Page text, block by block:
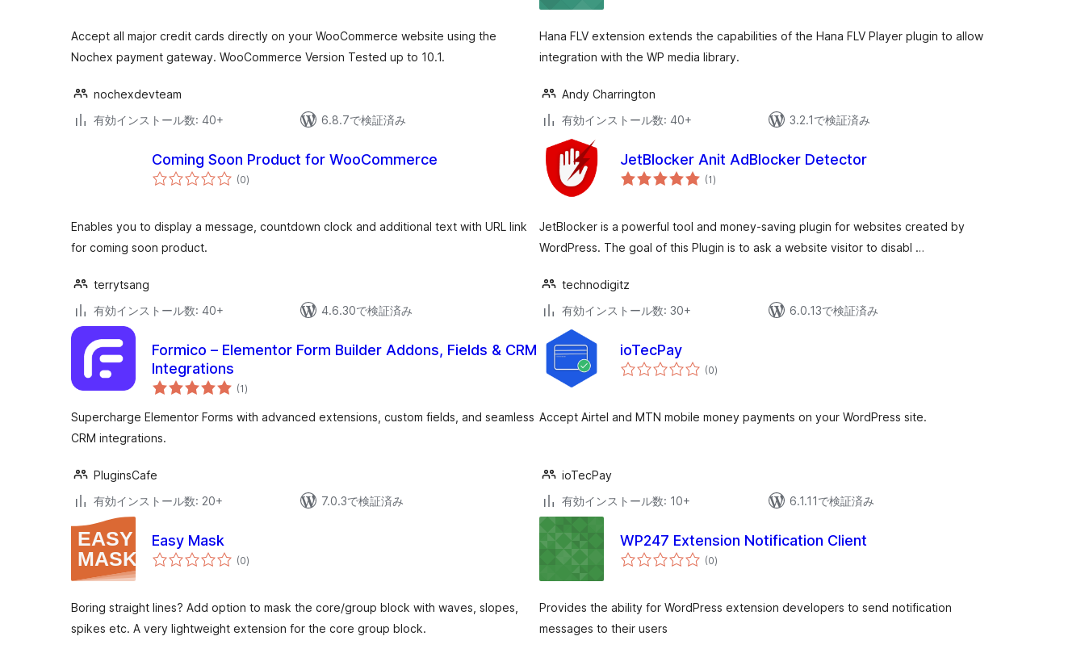
Accept all major credit cards directly on your WooCommerce website using the
Nochex payment gateway. WooCommerce Version Tested up to 10.1.
nochexdevteam
有効インストール数: 40+
6.8.7で検証済み
Hana FLV extension extends the capabilities of the Hana FLV Player plugin to allow
integration with the WP media library.
Andy Charrington
有効インストール数: 40+
3.2.1で検証済み
Coming Soon Product for WooCommerce
(0個
の)
Enables you to display a message, countdown clock and additional text with URL link
for coming soon product.
terrytsang
有効インストール数: 40+
4.6.30で検証済み
JetBlocker Anit AdBlocker Detector
(1個
の)
JetBlocker is a powerful tool and money-saving plugin for websites created by
WordPress. The goal of this Plugin is to ask a website visitor to disabl …
technodigitz
有効インストール数: 30+
6.0.13で検証済み
Formico – Elementor Form Builder Addons, Fields & CRM
Integrations
(1個
の
価
)
Supercharge Elementor Forms with advanced extensions, custom fields, and seamless
CRM integrations.
PluginsCafe
有効インストール数: 20+
7.0.3で検証済み
ioTecPay
(0個
の)
Accept Airtel and MTN mobile money payments on your WordPress site.
ioTecPay
有効インストール数: 10+
6.1.11で検証済み
Easy Mask
(0個
の)
Boring straight lines? Add option to mask the core/group block with waves, slopes,
spikes etc. A very lightweight extension for the core group block.
WP247 Extension Notification Client
(0個
の)
Provides the ability for WordPress extension developers to send notification
messages to their users